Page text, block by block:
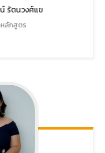
รัตนวงศ์แข
หลักสูตร